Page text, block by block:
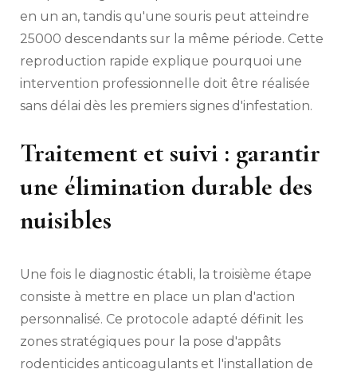
en un an, tandis qu'une souris peut atteindre
25000 descendants sur la même période. Cette
reproduction rapide explique pourquoi une
intervention professionnelle doit être réalisée
sans délai dès les premiers signes d'infestation.
Traitement et suivi : garantir
une élimination durable des
nuisibles
Une fois le diagnostic établi, la troisième étape
consiste à mettre en place un plan d'action
personnalisé. Ce protocole adapté définit les
zones stratégiques pour la pose d'appâts
rodenticides anticoagulants et l'installation de